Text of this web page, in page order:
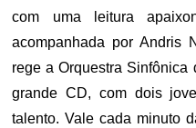
com uma leitura
acompanhada por Andris
rege a Orquestra
grande CD, com dois
talento. Vale cada minuto